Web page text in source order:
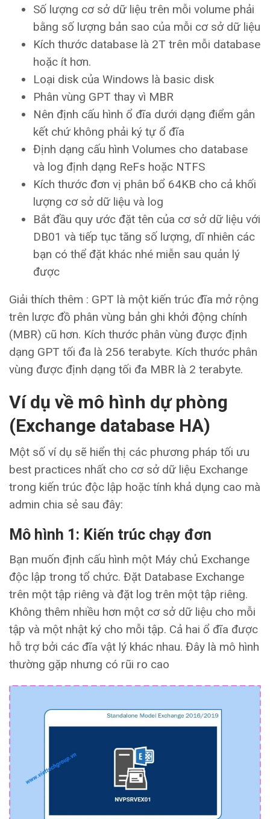
Số lượng cơ sở dữ liệu trên mỗi volume phải
bằng số lượng bản sao của mỗi cơ sở dữ liệu
Kích thước database là 2T trên mỗi database
hoặc ít hơn.
Loại disk của Windows là basic disk
Phân vùng GPT thay vì MBR
Nên định cấu hình ổ đĩa dưới dạng điểm gắn
kết chứ không phải ký tự ổ đĩa
Định dạng cấu hình Volumes cho database
và log định dạng ReFs hoặc NTFS
Kích thước đơn vị phân bổ 64KB cho cả khối
lượng cơ sở dữ liệu và log
Bắt đầu quy ước đặt tên của cơ sở dữ liệu với
DB01 và tiếp tục tăng số lượng, dĩ nhiên các
bạn có thể đặt khác nhé miễn sau quản lý
được
Giải thích thêm : GPT là một kiến ​​trúc đĩa mở rộng
trên lược đồ phân vùng bản ghi khởi động chính
(MBR) cũ hơn. Kích thước phân vùng được định
dạng GPT tối đa là 256 terabyte. Kích thước phân
vùng được định dạng tối đa MBR là 2 terabyte.
Ví dụ về mô hình dự phòng
(Exchange database HA)
Một số ví dụ sẽ hiển thị các phương pháp tối ưu
best practices nhất cho cơ sở dữ liệu Exchange
trong kiến ​​trúc độc lập hoặc tính khả dụng cao mà
admin chia sẻ sau đây:
Mô hình 1 : Kiến trúc chạy đơn
Bạn muốn định cấu hình một Máy chủ Exchange
độc ​​lập trong tổ chức. Đặt Database Exchange
trên một tập riêng và đặt log trên một tập riêng.
Không thêm nhiều hơn một cơ sở dữ liệu cho mỗi
tập và một nhật ký cho mỗi tập. Cả hai ổ đĩa được
hỗ trợ bởi các đĩa vật lý khác nhau. Đây là mô hình
thường gặp nhưng có rũi ro cao